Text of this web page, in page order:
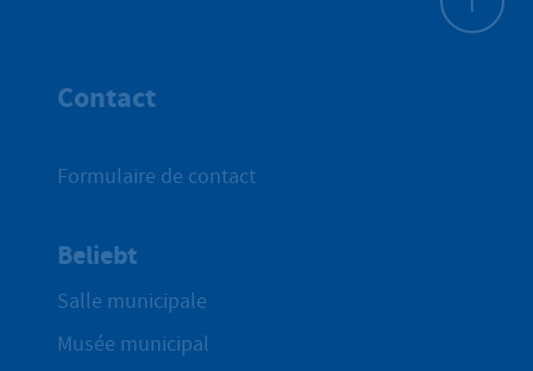
Contact
Formulaire de contact
Beliebt
Salle municipale
Musée municipal